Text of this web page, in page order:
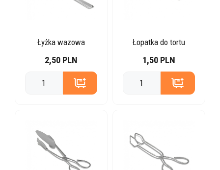
Łyżka wazowa
2,50 PLN
Łopatka do tortu
1,50 PLN